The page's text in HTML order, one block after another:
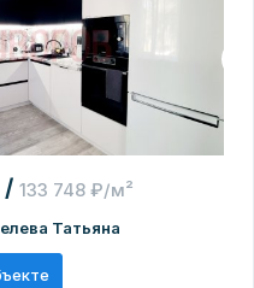
/ 133 748 ₽/м²
Татьяна